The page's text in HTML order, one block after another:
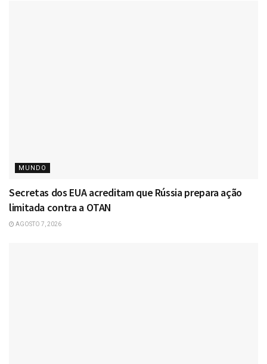
MUNDO
Secretas dos EUA acreditam que Rússia prepara ação
limitada contra a OTAN
AGOSTO 7, 2026